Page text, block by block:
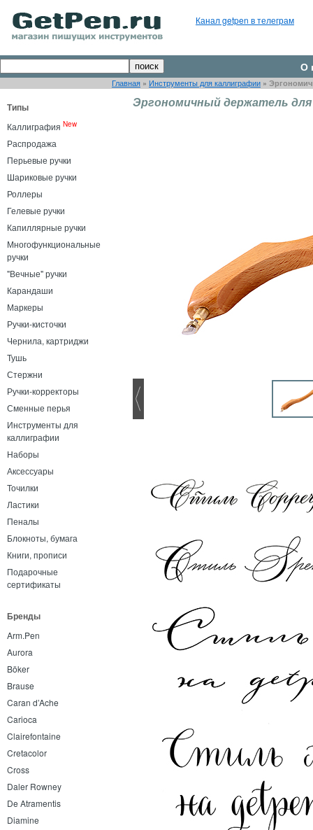
Канал getpen в телеграм
О
Главная » Инструменты для каллиграфии »
Типы
Каллиграфия New
Распродажа
Перьевые ручки
Шариковые ручки
Роллеры
Гелевые ручки
Капиллярные ручки
Многофункциональные
ручки
"Вечные" ручки
Карандаши
Маркеры
Ручки-кисточки
Чернила, картриджи
Тушь
Стержни
Ручки-корректоры
Сменные перья
Инструменты для
каллиграфии
Наборы
Аксессуары
Точилки
Ластики
Пеналы
Блокноты, бумага
Книги, прописи
Подарочные
сертификаты
Бренды
Arm.Pen
Aurora
Böker
Brause
Caran d’Ache
Carioca
Clairefontaine
Cretacolor
Cross
Daler Rowney
De Atramentis
Diamine
Эргономичный держатель для